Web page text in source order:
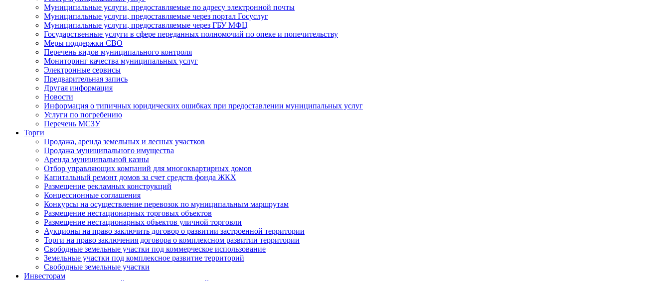
Муниципальные услуги, предоставляемые по адресу электронной почты
Муниципальные услуги, предоставляемые через портал Госуслуг
Муниципальные услуги, предоставляемые через ГБУ МФЦ
Государственные услуги в сфере переданных полномочий по опеке и попечительству
Меры поддержки СВО
Перечень видов муниципального контроля
Мониторинг качества муниципальных услуг
Электронные сервисы
Предварительная запись
Другая информация
Новости
Информация о типичных юридических ошибках при предоставлении муниципальных услуг
Услуги по погребению
Перечень МСЗУ
Торги
Продажа, аренда земельных и лесных участков
Продажа муниципального имущества
Аренда муниципальной казны
Отбор управляющих компаний для многоквартирных домов
Капитальный ремонт домов за счет средств фонда ЖКХ
Размещение рекламных конструкций
Концессионные соглашения
Конкурсы на осуществление перевозок по муниципальным маршрутам
Размещение нестационарных торговых объектов
Размещение нестационарных объектов уличной торговли
Аукционы на право заключить договор о развитии застроенной территории
Торги на право заключения договора о комплексном развитии территории
Свободные земельные участки под коммерческое использование
Земельные участки под комплексное развитие территорий
Свободные земельные участки
Инвесторам